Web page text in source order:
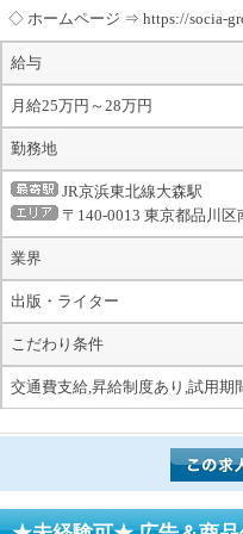
◇ ホームページ ⇒ https://socia-
給与
月給25万円～28万円
勤務地
JR京浜東北線大森駅
〒140-0013 東京都品川
業界
出版・ライター
こだわり条件
交通費支給,昇給制度あり,試用期